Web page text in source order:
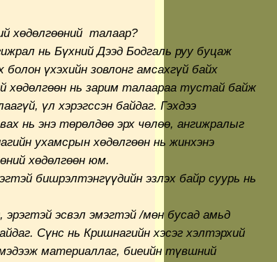
хөдөлгөөний талаар?
нь Бүхний Дээд Бодгаль руу буцаж
үхэхийн зовлонг амсахгүй байх
хөдөлгөөн нь зарим талаараа тустай байж
үл хэрэгссэн байдаг. Гэхдээ
нь энэ төрөлдөө эрх чөлөө, ангижралыг
ухамсрын хөдөлгөөн нь жинхэнэ
хөдөлгөөн юм.
бишрэлтэнгүүдийн эзлэх байр суурь нь
эрэгтэй эсвэл эмэгтэй /мөн бусад амьд
Сүнс нь Кришнагийн хэсэг хэлтэрхий
материаллаг, биеийн түвшний